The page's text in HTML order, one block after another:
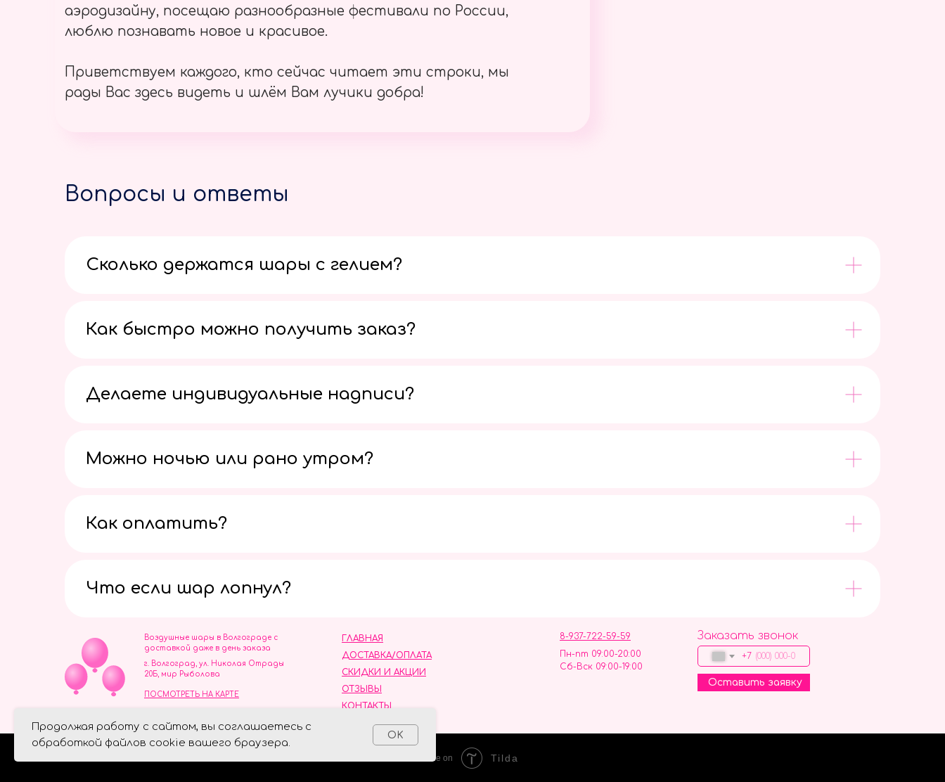
Продолжая работу с сайтом, вы соглашаетесь с
обработкой файлов cookie вашего браузера.
OK
аэродизайну, посещаю разнообразные фестивали по России,
люблю познавать новое и красивое.
Приветствуем каждого, кто сейчас читает эти строки, мы
рады Вас здесь видеть и шлём Вам лучики добра!
Вопросы и ответы
Сколько держатся шары с гелием?
Как быстро можно получить заказ?
Делаете индивидуальные надписи?
Можно ночью или рано утром?
Как оплатить?
Что если шар лопнул?
ОТЗЫВЫ
ГЛАВНАЯ
ДОСТАВКА/ОПЛАТА
СКИДКИ И АКЦИИ
КОНТАКТЫ
8-937-722-59-59
Пн-пт 09:00-20:00
Сб-Вск 09:00-19:00
Воздушные шары в Волгограде с
доставкой даже в день заказа
Заказать звонок
+7
Оставить заявку
г. Волгоград, ул. Николая Отрады
20Б, мир Рыболова
ПОСМОТРЕТЬ НА КАРТЕ
ИНН 344110093739
Политика обработки персональных данных
Made on Tilda